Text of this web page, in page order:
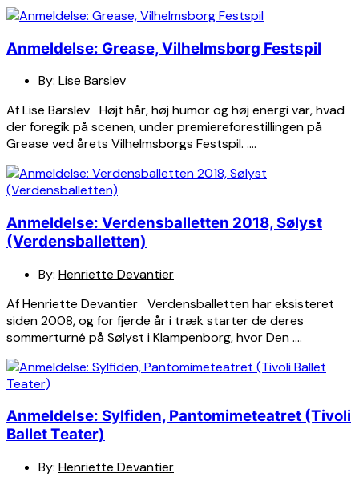
Anmeldelse: Grease, Vilhelmsborg Festspil
By: Lise Barslev
Af Lise Barslev Højt hår, høj humor og høj energi var, hvad
der foregik på scenen, under premiereforestillingen på
Grease ved årets Vilhelmsborgs Festspil. ….
Anmeldelse: Verdensballetten 2018, Sølyst
(Verdensballetten)
By: Henriette Devantier
Af Henriette Devantier Verdensballetten har eksisteret
siden 2008, og for fjerde år i træk starter de deres
sommerturné på Sølyst i Klampenborg, hvor Den ….
Anmeldelse: Sylfiden, Pantomimeteatret (Tivoli
Ballet Teater)
By: Henriette Devantier